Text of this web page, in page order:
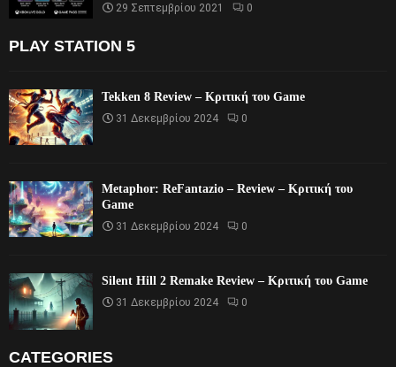
29 Σεπτεμβρίου 2021 0
PLAY STATION 5
Tekken 8 Review – Κριτική του Game
31 Δεκεμβρίου 2024 0
Metaphor: ReFantazio – Review – Κριτική του
Game
31 Δεκεμβρίου 2024 0
Silent Hill 2 Remake Review – Κριτική του Game
31 Δεκεμβρίου 2024 0
CATEGORIES